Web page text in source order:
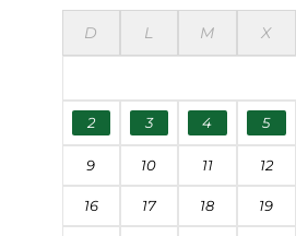
D L M X
2 3 4 5
9 10 11 12
16 17 18 19